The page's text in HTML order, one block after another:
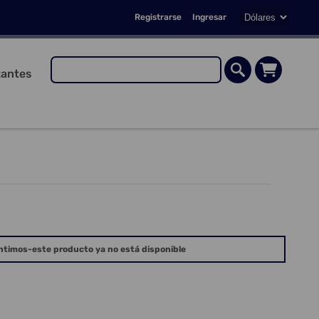
Registrarse Ingresar
este producto ya no está disponible